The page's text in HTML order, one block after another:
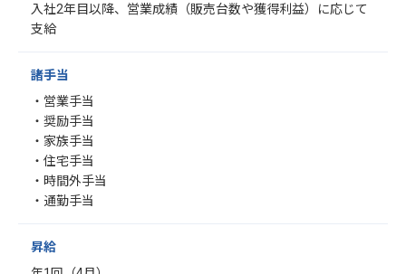
入社2年目以降、営業成績（販売台数や獲得利益）に応じて
支給
諸手当
・営業手当
・奨励手当
・家族手当
・住宅手当
・時間外手当
・通勤手当
昇給